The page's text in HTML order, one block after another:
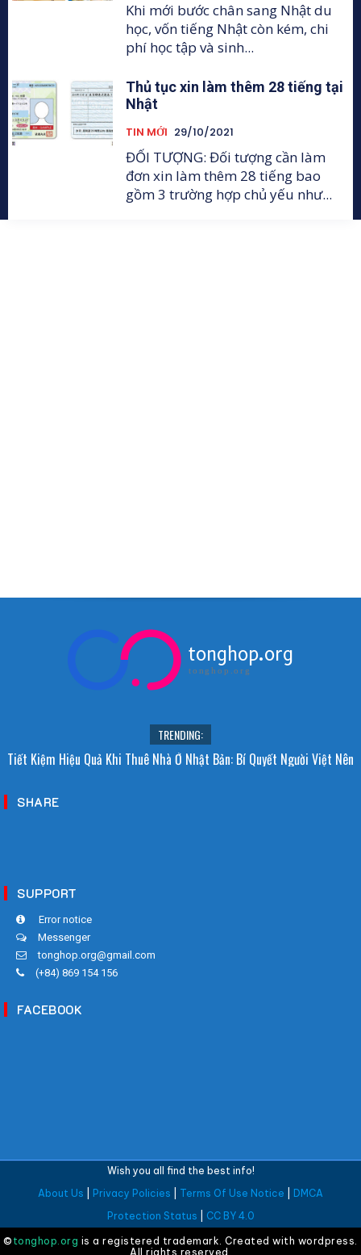
Khi mới bước chân sang Nhật du
học, vốn tiếng Nhật còn kém, chi
phí học tập và sinh...
Thủ tục xin làm thêm 28 tiếng tại
Nhật
TIN MỚI 29/10/2021
ĐỐI TƯỢNG: Đối tượng cần làm
đơn xin làm thêm 28 tiếng bao
gồm 3 trường hợp chủ yếu như...
tonghop.org
tonghop.org
TRENDING:
Tiết Kiệm Hiệu Quả Khi Thuê Nhà Ở Nhật Bản: Bí Quyết Người Việt Nên
SHARE
SUPPORT
Error notice
Messenger
tonghop.org@gmail.com
(+84) 869 154 156
FACEBOOK
Wish you all find the best info!
About Us
Privacy Policies Terms Of Use Notice
DMCA
Protection Status
CC BY 4.0
© tonghop.org is a registered trademark. Created with wordpress.
All rights reserved.